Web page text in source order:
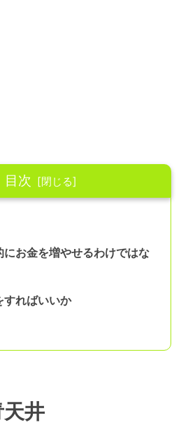
目次
お金を増やせるわけではな
すればいいか
井